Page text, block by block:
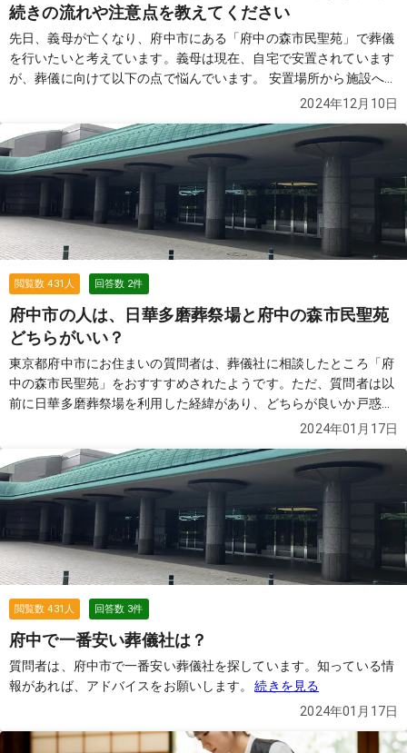
続きの流れや注意点を教えてください
先日、義母が亡くなり、府中市にある「府中の森市民聖苑」で葬儀
を行いたいと考えています。義母は現在、自宅で安置されています
が、葬儀に向けて以下の点で悩んでいます。 安置場所から施設への
移動手続き 施設に安置してもらう場合、事前予約が必要とのことで
いる場合、どのように対応すれば良いのでしょうか？ 葬儀形式につ
いて 一日葬（通夜と告別式を一緒に行う形式）を希望しています。
この形式を行う際、準備や注意点があれば教えてください。 その他
の注意点 府中の森市民聖苑での葬儀をスムーズに進めるためのア
ドバイスや、事前に確認しておくべきことがあれば教えてくださ
い。 義母はあまり派手な式を望んでいなかったため、家族葬に近い
形で行う予定です。遠方から来る親戚も少ないため、少人数で行う
ことを考えています。 経験者の方や詳しい方がいらっしゃいました
ら、アドバイスいただけますと助かります。よろしくお願いいたし
ます。 続きを見る
2024年12月10日
閲覧数431 人 回答数 2件
府中市の人は、日華多磨葬祭場と府中の森市民聖苑
どちらがいい？
東京都府中市にお住まいの質問者は、葬儀社に相談したところ「府
中の森市民聖苑」をおすすすめされたようです。ただ、質問者は以
前に日華多磨葬祭場を利用した経緯があり、どちらが良いか戸惑っ
2024年01月17日
閲覧数431 人 回答数 3件
府中で一番安い葬儀社は？
質問者は、府中市で一番安い葬儀社を探しています。知っている情
報があれば、アドバイスをお願いします。
続きを見る
2024年01月17日